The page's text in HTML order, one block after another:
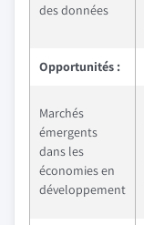
des données
Opportunités :
Marchés
émergents
dans les
économies en
développement